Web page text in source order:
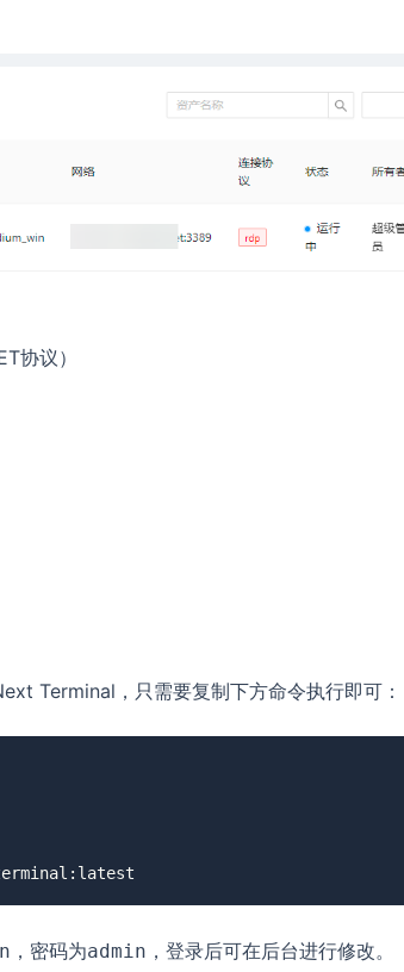
协议）
Terminal，只需要复制下方命令执行即可：
，密码为admin ，登录后可在后台进行修改。